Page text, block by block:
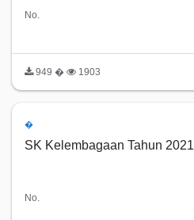
No.
949 � 1903
�
SK Kelembagaan Tahun 2021
No.